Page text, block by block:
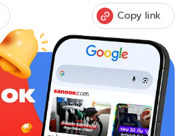
Copy link